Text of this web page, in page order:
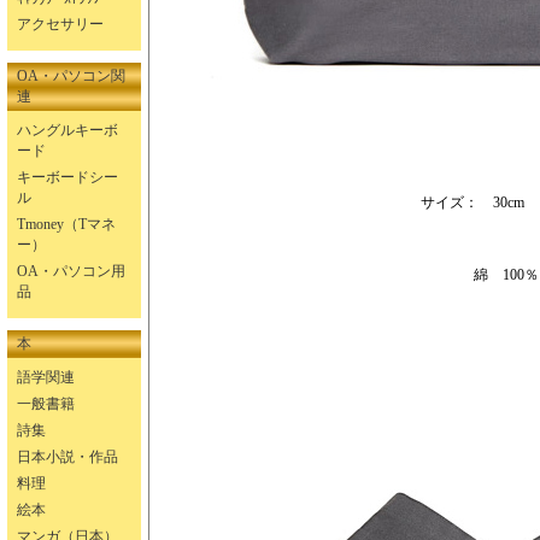
アクセサリー
OA・パソコン関
連
ハングルキーボ
ード
キーボードシー
ル
Tmoney（Tマネ
ー）
OA・パソコン用
品
本
語学関連
一般書籍
詩集
日本小説・作品
料理
絵本
マンガ（日本）
サイズ： 30cm
綿 100％